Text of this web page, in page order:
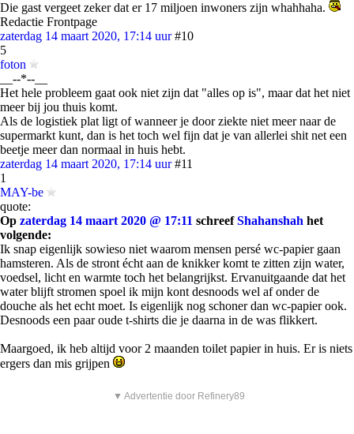
Die gast vergeet zeker dat er 17 miljoen inwoners zijn whahhaha.
Redactie Frontpage
zaterdag 14 maart 2020, 17:14 uur #10
5
foton
__--*--__
Het hele probleem gaat ook niet zijn dat "alles op is", maar dat het niet
meer bij jou thuis komt.
Als de logistiek plat ligt of wanneer je door ziekte niet meer naar de
supermarkt kunt, dan is het toch wel fijn dat je van allerlei shit net een
beetje meer dan normaal in huis hebt.
zaterdag 14 maart 2020, 17:14 uur #11
1
MAY-be
quote:
Op zaterdag 14 maart 2020 @ 17:11 schreefShahanshah het
volgende:
Ik snap eigenlijk sowieso niet waarom mensen persé wc-papier gaan
hamsteren. Als de stront écht aan de knikker komt te zitten zijn water,
voedsel, licht en warmte toch het belangrijkst. Ervanuitgaande dat het
water blijft stromen spoel ik mijn kont desnoods wel af onder de
douche als het echt moet. Is eigenlijk nog schoner dan wc-papier ook.
Desnoods een paar oude t-shirts die je daarna in de was flikkert.
Maargoed, ik heb altijd voor 2 maanden toilet papier in huis. Er is niets
ergers dan mis grijpen
▼ Advertentie door Refinery89